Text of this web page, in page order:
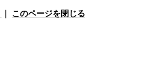
このページを閉じる